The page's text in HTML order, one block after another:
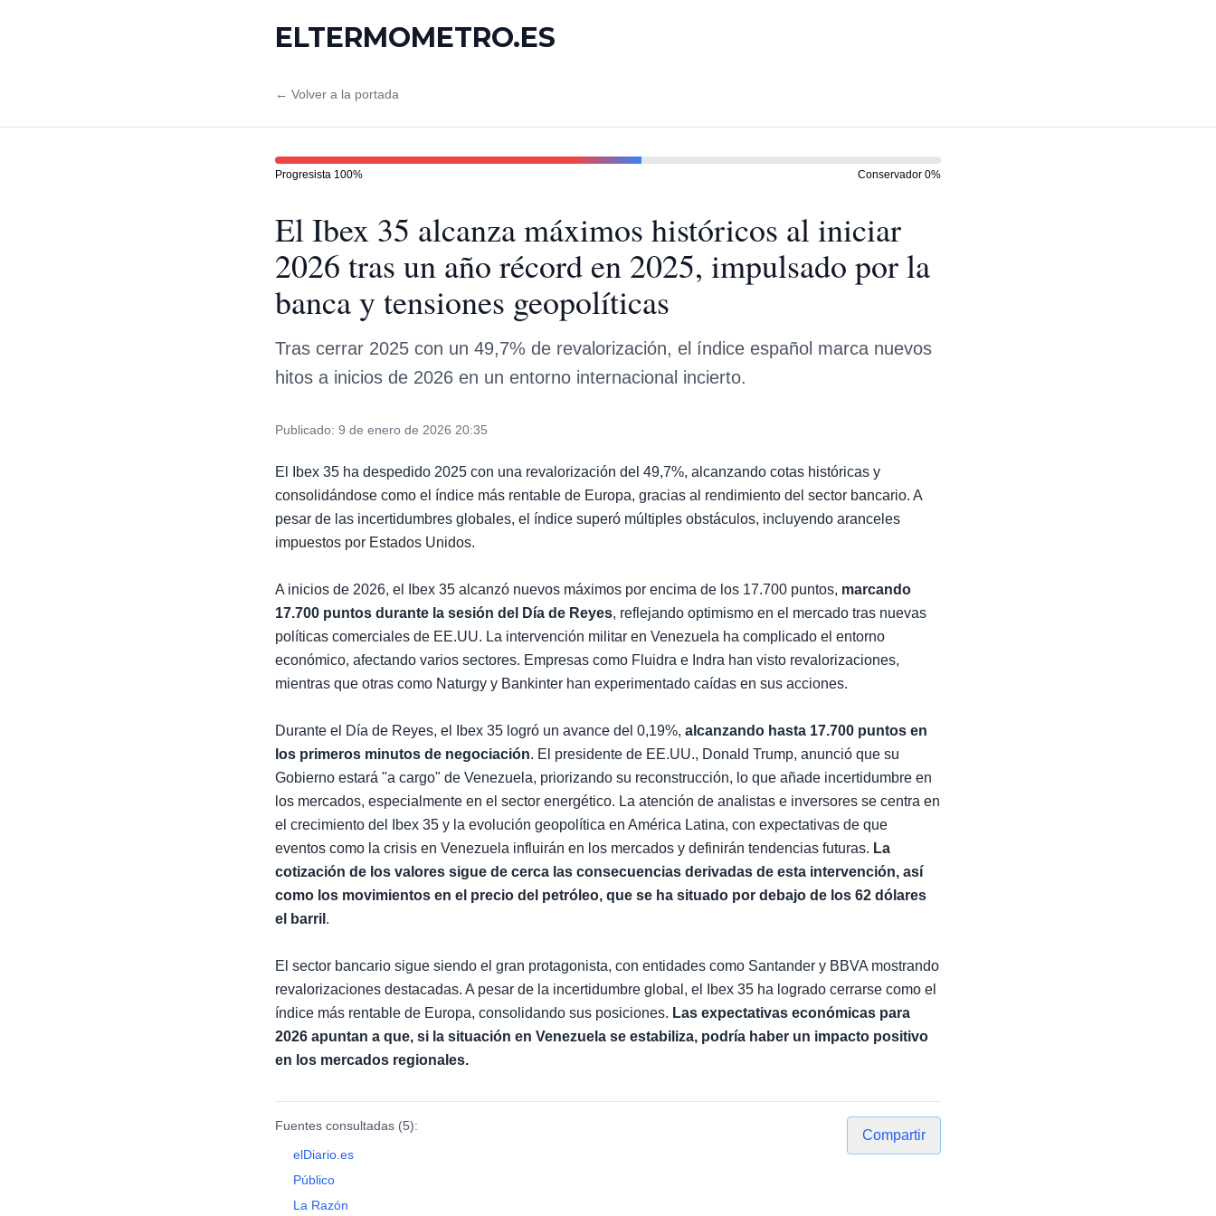
ELTERMOMETRO.ES
← Volver a la portada
Progresista 100% Conservador 0%
El Ibex 35 alcanza máximos históricos al iniciar
2026 tras un año récord en 2025, impulsado por la
banca y tensiones geopolíticas
Tras cerrar 2025 con un 49,7% de revalorización, el índice español marca nuevos
hitos a inicios de 2026 en un entorno internacional incierto.
Publicado: 9 de enero de 2026 20:35
El Ibex 35 ha despedido 2025 con una revalorización del 49,7%, alcanzando cotas históricas y
consolidándose como el índice más rentable de Europa, gracias al rendimiento del sector bancario. A
pesar de las incertidumbres globales, el índice superó múltiples obstáculos, incluyendo aranceles
impuestos por Estados Unidos.
A inicios de 2026, el Ibex 35 alcanzó nuevos máximos por encima de los 17.700 puntos, marcando
17.700 puntos durante la sesión del Día de Reyes, reflejando optimismo en el mercado tras nuevas
políticas comerciales de EE.UU. La intervención militar en Venezuela ha complicado el entorno
económico, afectando varios sectores. Empresas como Fluidra e Indra han visto revalorizaciones,
mientras que otras como Naturgy y Bankinter han experimentado caídas en sus acciones.
Durante el Día de Reyes, el Ibex 35 logró un avance del 0,19%, alcanzando hasta 17.700 puntos en
los primeros minutos de negociación. El presidente de EE.UU., Donald Trump, anunció que su
Gobierno estará "a cargo" de Venezuela, priorizando su reconstrucción, lo que añade incertidumbre en
los mercados, especialmente en el sector energético. La atención de analistas e inversores se centra en
el crecimiento del Ibex 35 y la evolución geopolítica en América Latina, con expectativas de que
eventos como la crisis en Venezuela influirán en los mercados y definirán tendencias futuras. La
cotización de los valores sigue de cerca las consecuencias derivadas de esta intervención, así
como los movimientos en el precio del petróleo, que se ha situado por debajo de los 62 dólares
el barril .
El sector bancario sigue siendo el gran protagonista, con entidades como Santander y BBVA mostrando
revalorizaciones destacadas. A pesar de la incertidumbre global, el Ibex 35 ha logrado cerrarse como el
índice más rentable de Europa, consolidando sus posiciones. Las expectativas económicas para
2026 apuntan a que, si la situación en Venezuela se estabiliza, podría haber un impacto positivo
en los mercados regionales.
Fuentes consultadas (5):
elDiario.es
Público
La Razón
Compartir